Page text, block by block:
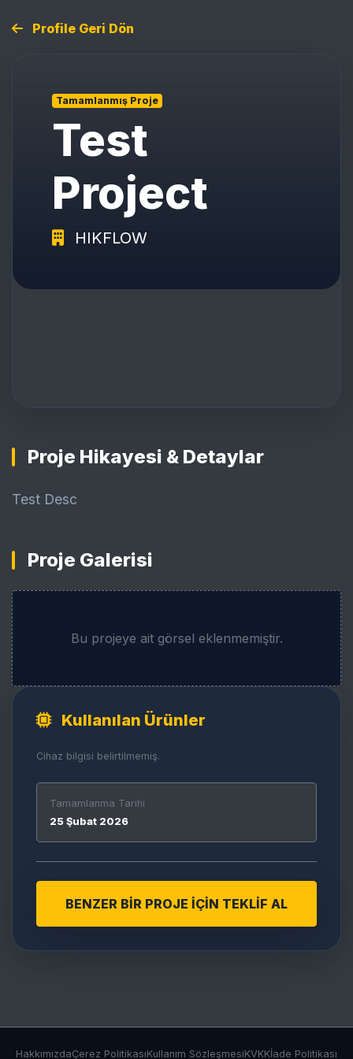
Profile Geri Dön
Tamamlanmış Proje
Test
Project
HIKFLOW
Proje Hikayesi & Detaylar
Test Desc
Proje Galerisi
Bu projeye ait görsel eklenmemiştir.
Kullanılan Ürünler
Cihaz bilgisi belirtilmemiş.
Tamamlanma Tarihi
25 Şubat 2026
BENZER BİR PROJE İÇİN TEKLİF AL
HakkımızdaÇerez PolitikasıKullanım SözleşmesiKVKKİade Politikası